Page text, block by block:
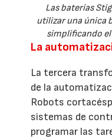
Las baterías
utilizar una única
simplificando
La
La tercera
de la
Robots
sistemas de
programar las